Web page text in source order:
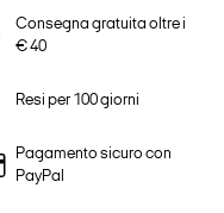
Consegna gratuita oltre i
€ 40
Resi per 100 giorni
Pagamento sicuro con
PayPal